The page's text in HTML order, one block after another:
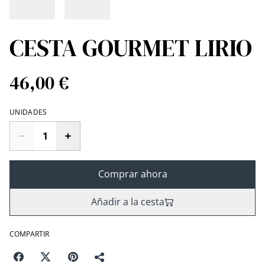
CESTA GOURMET LIRIO
46,00 €
UNIDADES
Comprar ahora
Añadir a la cesta
COMPARTIR